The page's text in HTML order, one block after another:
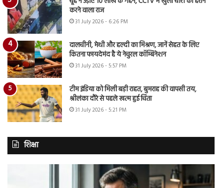
करने वाला राज
31 July 2026 - 6:26 PM
दालचीनी, मेथी और हल्दी का मिश्रण, जानें सेहत के लिए
कितना फायदेमंद है ये नेचुरल कॉम्बिनेशन
31 July 2026 - 5:57 PM
टीम इंडिया को मिली बड़ी राहत, बुमराह की वापसी तय,
श्रीलंका दौरे से पहले खत्म हुई चिंता
31 July 2026 - 5:21 PM
शिक्षा